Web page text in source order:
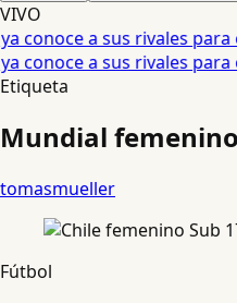
VIVO
a sus rivales para
a sus rivales para
Etiqueta
Mundial femenino
tomasmueller
Fútbol